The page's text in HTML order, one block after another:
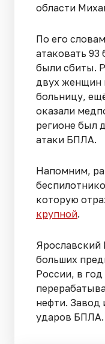
области
По его
атаковать 93
были сбиты.
двух женщин
больницу,
оказали
регионе был
атаки БПЛА.
Напомним,
которую
крупной.
больших
России, в
нефти. Завод
ударов БПЛА.